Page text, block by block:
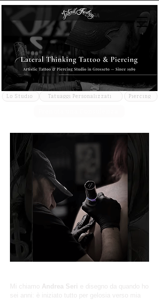
Piercing
Tatuaggi Personalizzati
Lo Studio
Mi chiamo Andrea Seri e disegno da quando ho
sei anni: è iniziato tutto per gelosia verso mia